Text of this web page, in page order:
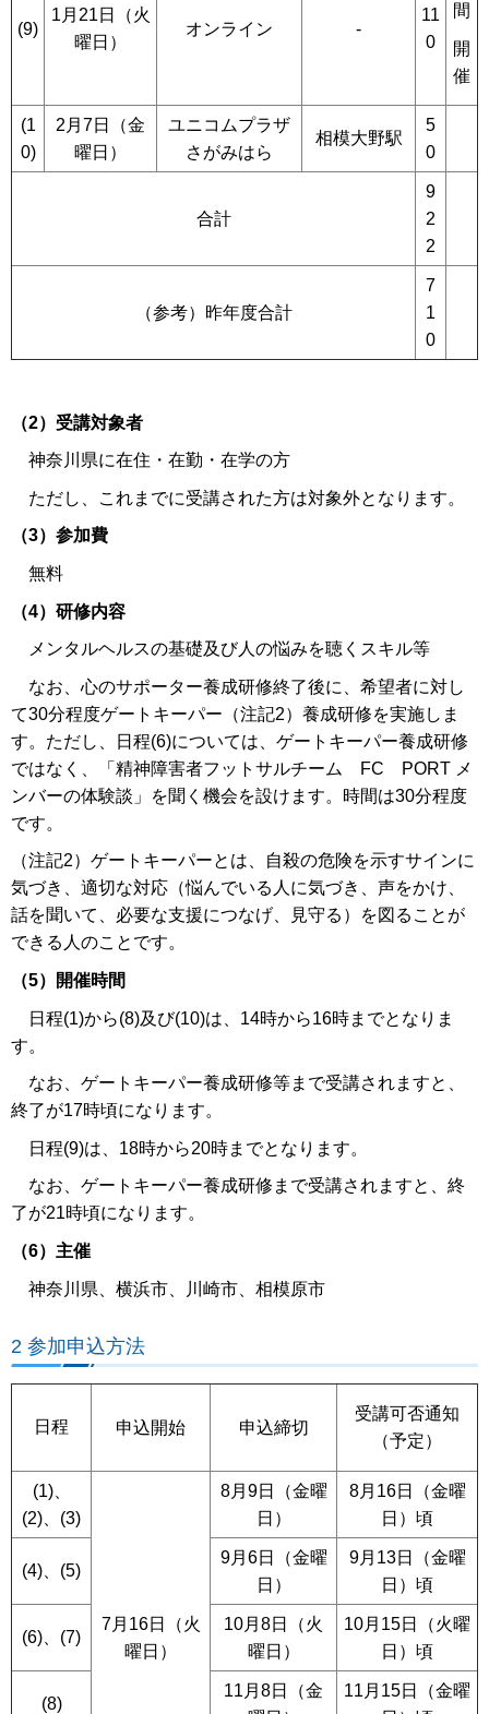
(9)
1月21日（火
曜日）
オンライン -
11
0
間
開
催
(1
0)
2月7日（金
曜日）
ユニコムプラザ
さがみはら
相模大野駅
5
0
合計
9
2
2
（参考）昨年度合計
7
1
0
（2）受講対象者
神奈川県に在住・在勤・在学の方
ただし、これまでに受講された方は対象外となります。
（3）参加費
無料
（4）研修内容
メンタルヘルスの基礎及び人の悩みを聴くスキル等
なお、心のサポーター養成研修終了後に、希望者に対し
て30分程度ゲートキーパー（注記2）養成研修を実施しま
す。ただし、日程(6)については、ゲートキーパー養成研修
ではなく、「精神障害者フットサルチーム FC PORT メ
ンバーの体験談」を聞く機会を設けます。時間は30分程度
です。
（注記2）ゲートキーパーとは、自殺の危険を示すサインに
気づき、適切な対応（悩んでいる人に気づき、声をかけ、
話を聞いて、必要な支援につなげ、見守る）を図ることが
できる人のことです。
（5）開催時間
日程(1)から(8)及び(10)は、14時から16時までとなりま
す。
なお、ゲートキーパー養成研修等まで受講されますと、
終了が17時頃になります。
日程(9)は、18時から20時までとなります。
なお、ゲートキーパー養成研修まで受講されますと、終
了が21時頃になります。
（6）主催
神奈川県、横浜市、川崎市、相模原市
2 参加申込方法
日程 申込開始 申込締切
受講可否通知
（予定）
(1)、
(2)、(3)
7月16日（火
曜日）
8月9日（金曜
日）
8月16日（金曜
日）頃
(4)、(5)
9月6日（金曜
日）
9月13日（金曜
日）頃
(6)、(7)
10月8日（火
曜日）
10月15日（火曜
日）頃
(8)
11月8日（金
11月15日（金曜